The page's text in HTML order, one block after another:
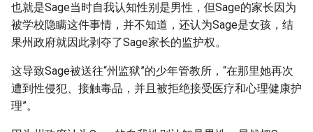
也就是Sage当时自我认知性别是男性，但Sage的家长因为
被学校隐瞒这件事情，并不知道，还认为Sage是女孩，结
果州政府就因此剥夺了Sage家长的监护权。
这导致Sage被送往“州监狱”的少年管教所，“在那里她再次
遭到性侵犯、接触毒品，并且被拒绝接受医疗和心理健康护
理”。